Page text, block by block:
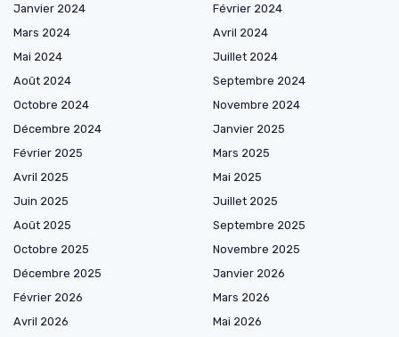
Janvier 2024
Février 2024
Mars 2024
Avril 2024
Mai 2024
Juillet 2024
Août 2024
Septembre 2024
Octobre 2024
Novembre 2024
Décembre 2024
Janvier 2025
Février 2025
Mars 2025
Avril 2025
Mai 2025
Juin 2025
Juillet 2025
Août 2025
Septembre 2025
Octobre 2025
Novembre 2025
Décembre 2025
Janvier 2026
Février 2026
Mars 2026
Avril 2026
Mai 2026